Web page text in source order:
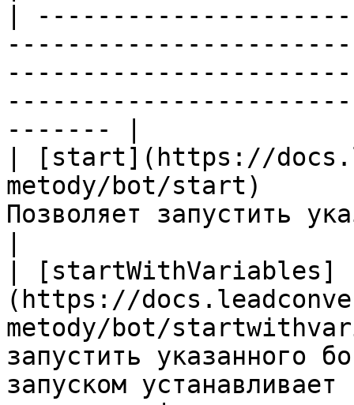
|
------- |
| [start](https://
metody/bot/start)
Позволяет запустить
| [startWithVariables]
(https://
metody/bot/
запустить указанного
запуском